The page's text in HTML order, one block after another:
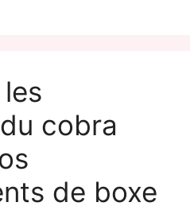
cobra
de boxe